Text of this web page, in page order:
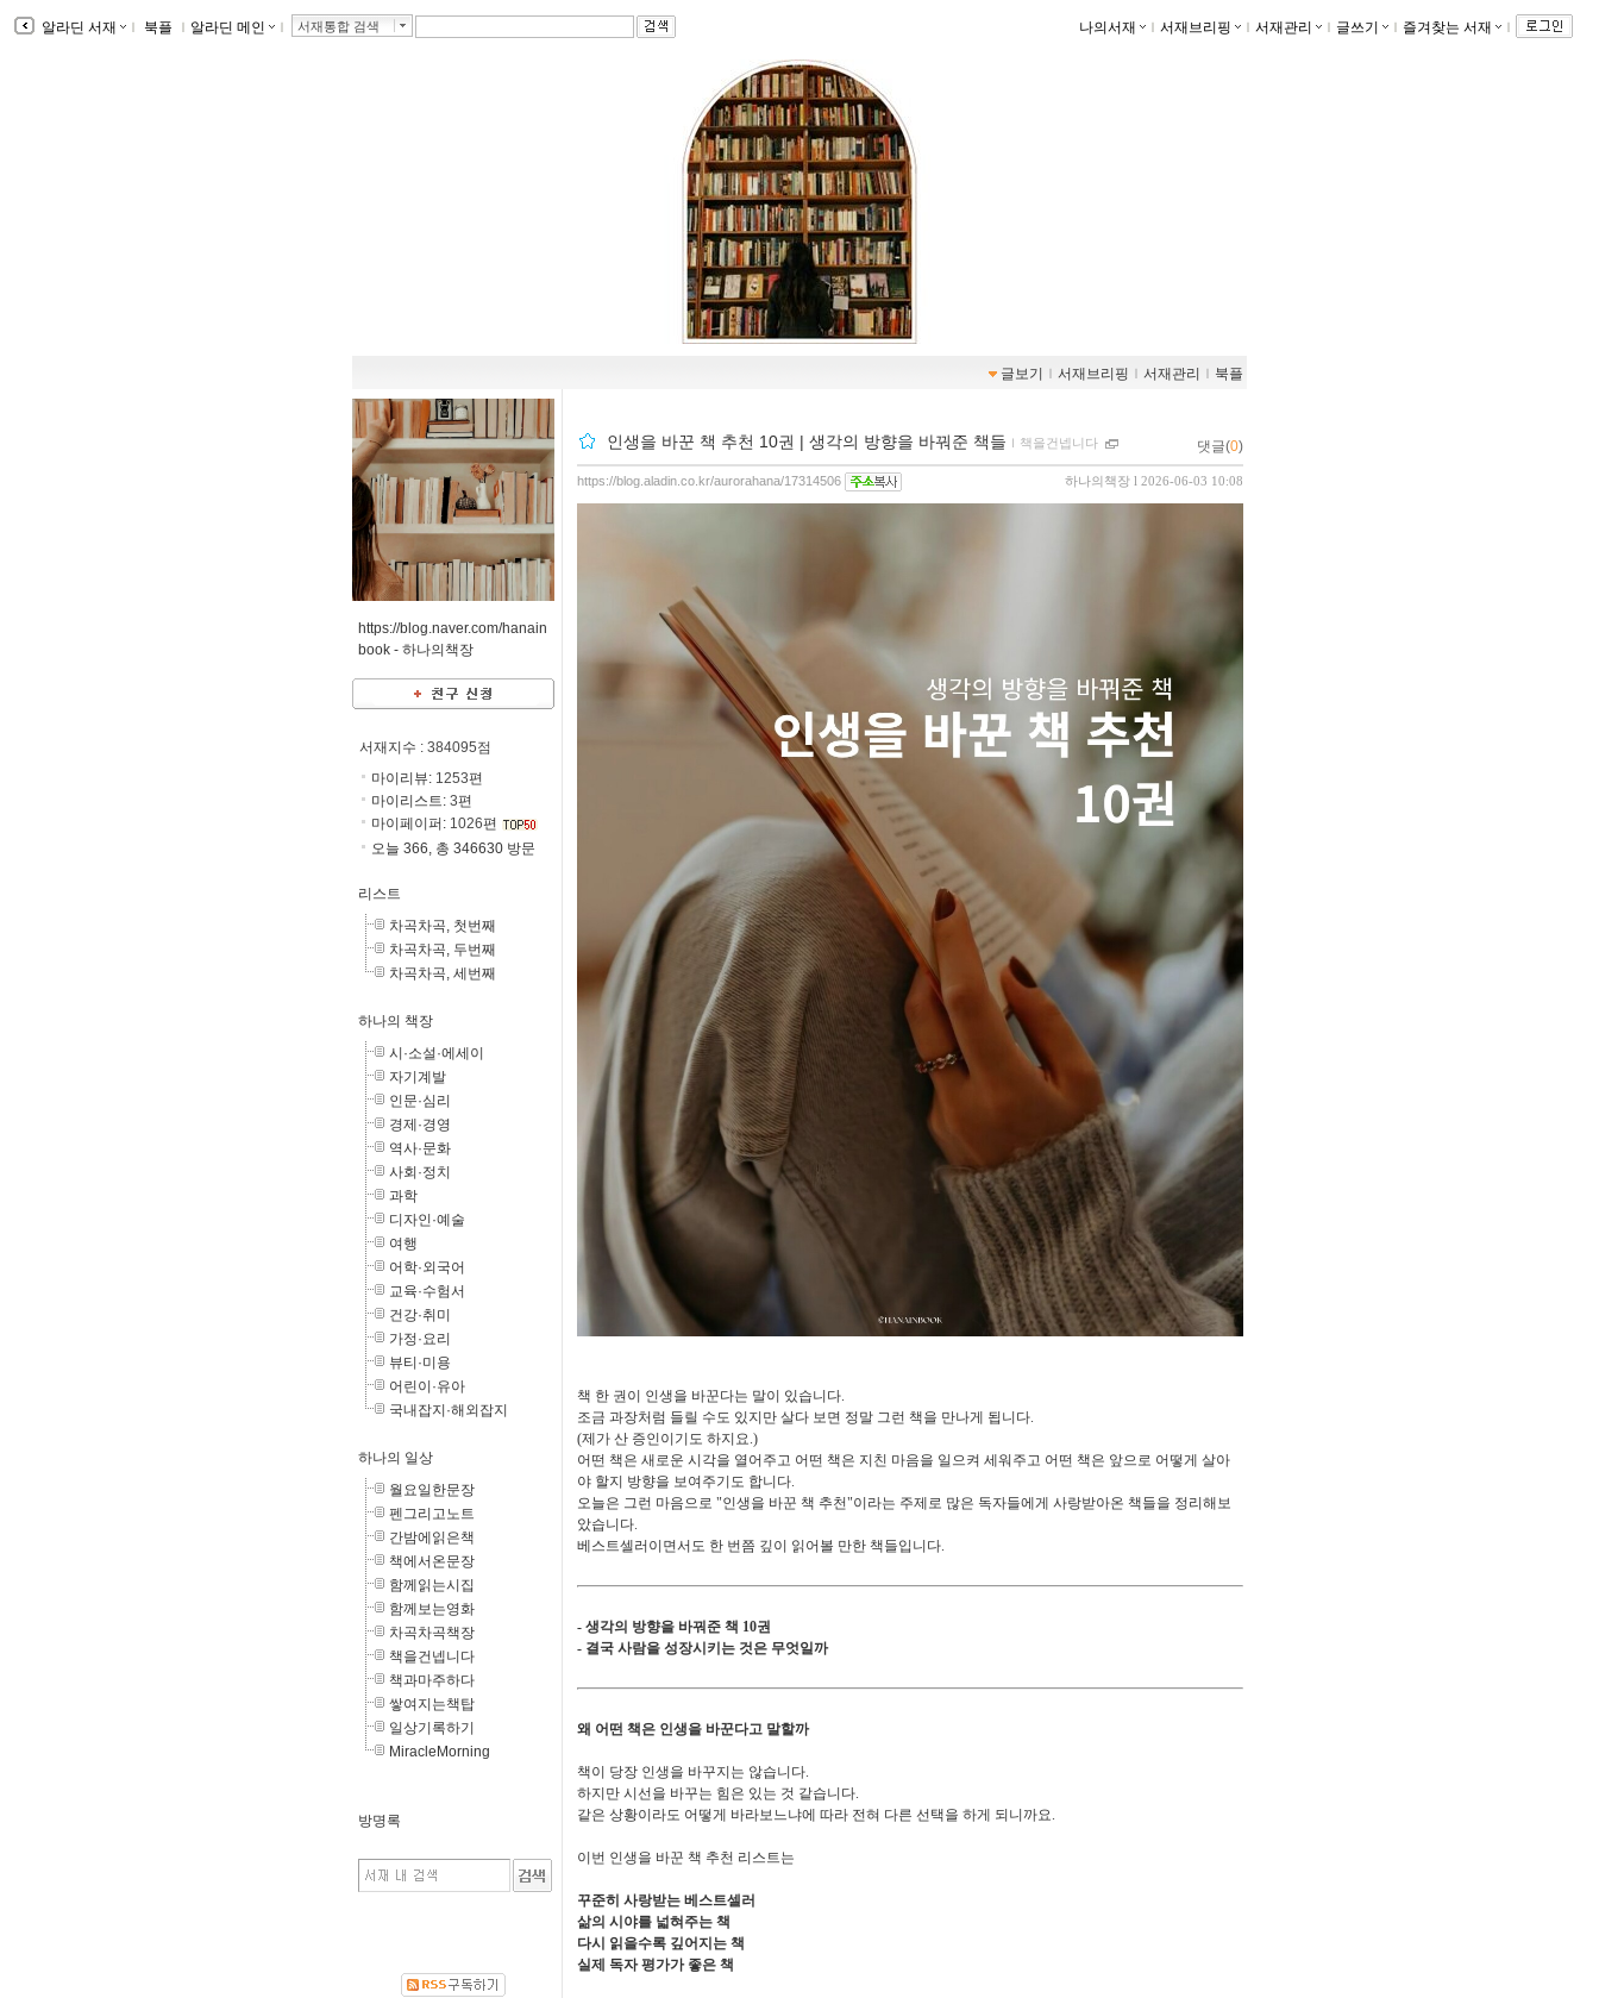
알라딘 서재 ｌ 북플 ｌ 알라딘 메인 ｌ 서재통합 검색 나의서재 ｌ 서재브리핑 ｌ 서재관리 ｌ 글쓰기 ｌ 즐겨찾는 서재 ｌ
글보기 ｌ 서재브리핑 ｌ 서재관리 ｌ 북플
https://blog.naver.com/hanain
book - 하나의책장
서재지수 : 384095점
마이리뷰: 1253편
마이리스트: 3편
마이페이퍼: 1026편
오늘 366, 총 346630 방문
리스트
차곡차곡, 첫번째
차곡차곡, 두번째
차곡차곡, 세번째
하나의 책장
시·소설·에세이
자기계발
인문·심리
경제·경영
역사·문화
사회·정치
과학
디자인·예술
여행
어학·외국어
교육·수험서
건강·취미
가정·요리
뷰티·미용
어린이·유아
국내잡지·해외잡지
하나의 일상
월요일한문장
펜그리고노트
간밤에읽은책
책에서온문장
함께읽는시집
함께보는영화
차곡차곡책장
책을건넵니다
책과마주하다
쌓여지는책탑
일상기록하기
MiracleMorning
방명록
인생을 바꾼 책 추천 10권 | 생각의 방향을 바꿔준 책들 ｌ 책을건넵니다 댓글(0)
하나의책장 l 2026-06-03 10:08
https://blog.aladin.co.kr/aurorahana/17314506
책 한 권이 인생을 바꾼다는 말이 있습니다.
조금 과장처럼 들릴 수도 있지만 살다 보면 정말 그런 책을 만나게 됩니다.
(제가 산 증인이기도 하지요.)
어떤 책은 새로운 시각을 열어주고 어떤 책은 지친 마음을 일으켜 세워주고 어떤 책은 앞으로 어떻게 살아
야 할지 방향을 보여주기도 합니다.
오늘은 그런 마음으로 "인생을 바꾼 책 추천"이라는 주제로 많은 독자들에게 사랑받아온 책들을 정리해보
았습니다.
베스트셀러이면서도 한 번쯤 깊이 읽어볼 만한 책들입니다.
- 생각의 방향을 바꿔준 책 10권
- 결국 사람을 성장시키는 것은 무엇일까
왜 어떤 책은 인생을 바꾼다고 말할까
책이 당장 인생을 바꾸지는 않습니다.
하지만 시선을 바꾸는 힘은 있는 것 같습니다.
같은 상황이라도 어떻게 바라보느냐에 따라 전혀 다른 선택을 하게 되니까요.
이번 인생을 바꾼 책 추천 리스트는
꾸준히 사랑받는 베스트셀러
삶의 시야를 넓혀주는 책
다시 읽을수록 깊어지는 책
실제 독자 평가가 좋은 책